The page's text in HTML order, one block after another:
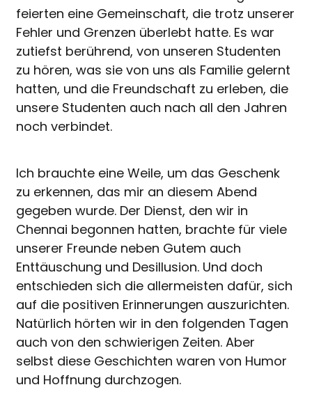
feierten eine Gemeinschaft, die trotz unserer
Fehler und Grenzen überlebt hatte. Es war
zutiefst berührend, von unseren Studenten
zu hören, was sie von uns als Familie gelernt
hatten, und die Freundschaft zu erleben, die
unsere Studenten auch nach all den Jahren
noch verbindet.
Ich brauchte eine Weile, um das Geschenk
zu erkennen, das mir an diesem Abend
gegeben wurde. Der Dienst, den wir in
Chennai begonnen hatten, brachte für viele
unserer Freunde neben Gutem auch
Enttäuschung und Desillusion. Und doch
entschieden sich die allermeisten dafür, sich
auf die positiven Erinnerungen auszurichten.
Natürlich hörten wir in den folgenden Tagen
auch von den schwierigen Zeiten. Aber
selbst diese Geschichten waren von Humor
und Hoffnung durchzogen.